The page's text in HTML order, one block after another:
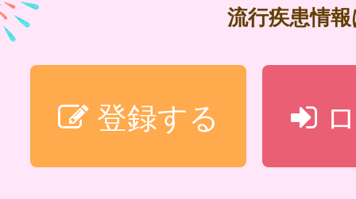
流行疾患情
登録する